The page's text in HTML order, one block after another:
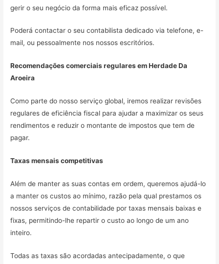
gerir o seu negócio da forma mais eficaz possível.
Poderá contactar o seu contabilista dedicado via telefone, e-
mail, ou pessoalmente nos nossos escritórios.
Recomendações comerciais regulares emHerdade Da
Aroeira
Como parte do nosso serviço global, iremos realizar revisões
regulares de eficiência fiscal para ajudar a maximizar os seus
rendimentos e reduzir o montante de impostos que tem de
pagar.
Taxas mensais competitivas
Além de manter as suas contas em ordem, queremos ajudá-lo
a manter os custos ao mínimo, razão pela qual prestamos os
nossos serviços de contabilidade por taxas mensais baixas e
fixas, permitindo-lhe repartir o custo ao longo de um ano
inteiro.
Todas as taxas são acordadas antecipadamente, o que